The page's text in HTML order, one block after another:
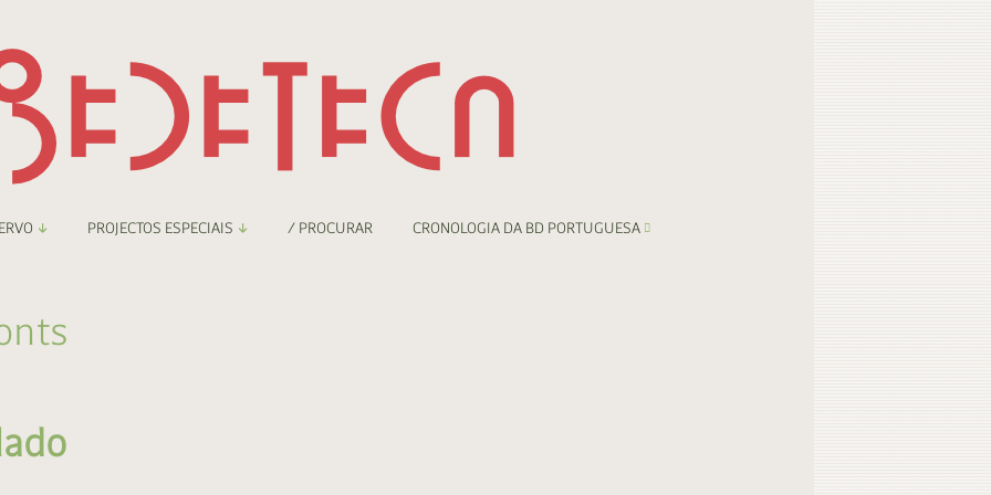
Comicarte
Digital
PROJECTOS ESPECIAIS / PROCURAR CRONOLOGIA DA BD PORTUGUESA